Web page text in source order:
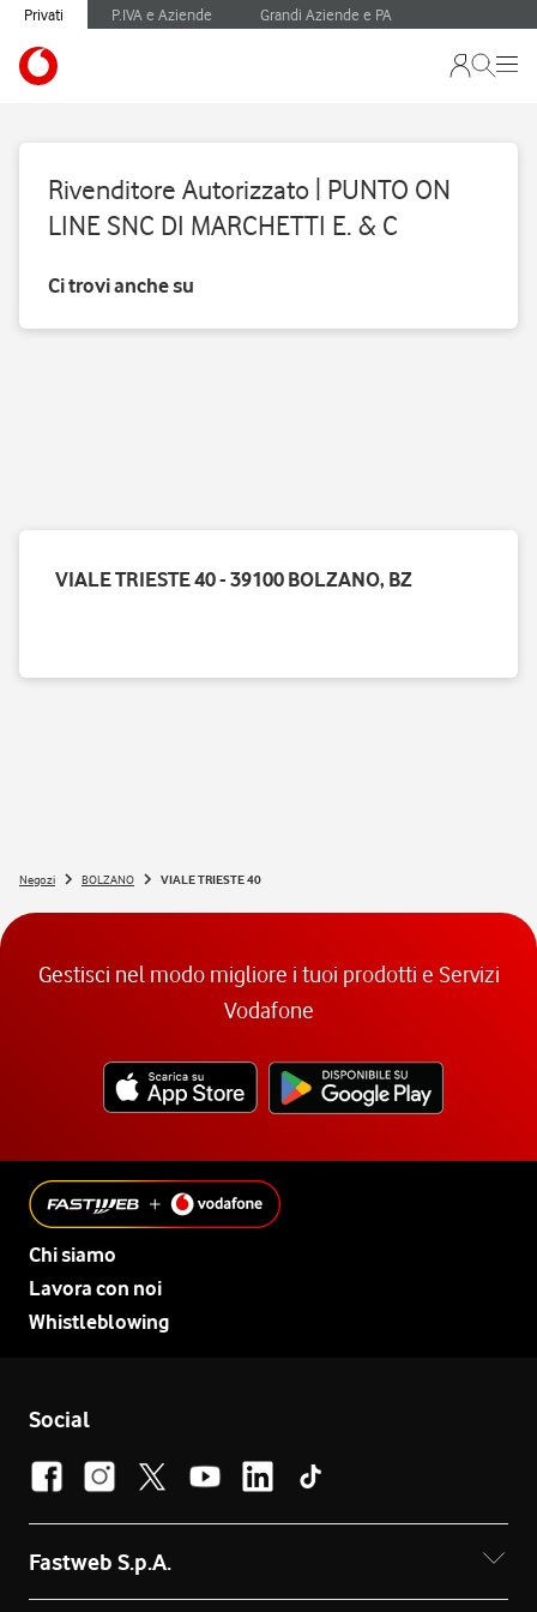
Privati P.IVA e Aziende Grandi Aziende e PA
Rivenditore Autorizzato | PUNTO ON
LINE SNC DI MARCHETTI E. & C
Ci trovi anche su
VIALE TRIESTE 40 - 39100 BOLZANO, BZ
Negozi BOLZANO VIALE TRIESTE 40
Gestisci nel modo migliore i tuoi prodotti e Servizi
Vodafone
Chi siamo
Lavora con noi
Whistleblowing
Social
Fastweb S.p.A.